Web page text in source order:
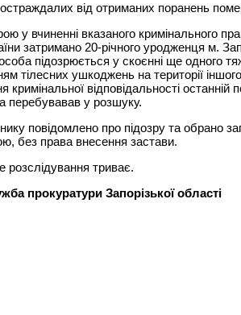
від отриманих поранень
у вчиненні вказаного кримінального
затримано 20-річного уродженця м.
підозрюється у скоєнні ще одного
тілесних ушкоджень на території
кримінальної відповідальності
перебувавав у розшуку.
повідомлено про підозру та обрано
без права внесення застави.
розслідування триває.
прокуратури Запорізької області